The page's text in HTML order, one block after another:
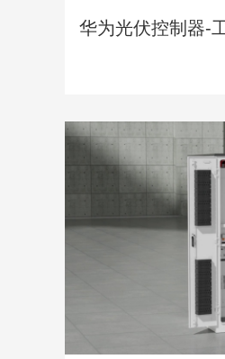
华为光伏控制器-